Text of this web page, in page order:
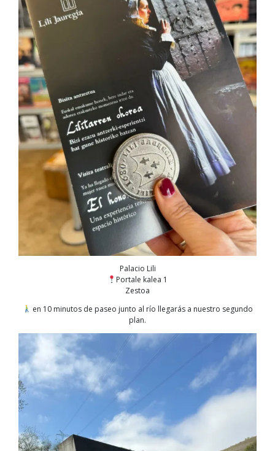
Palacio Lili
Portale kalea 1
Zestoa
en 10 minutos de paseo junto al río llegarás a nuestro segundo
plan.